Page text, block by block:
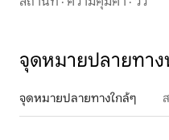
จุดหมายปลายทาง
จุดหมายปลายทางใกล้ๆ